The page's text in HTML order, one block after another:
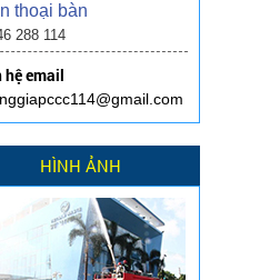
thoại bàn
288 114
hệ email
HÌNH ẢNH